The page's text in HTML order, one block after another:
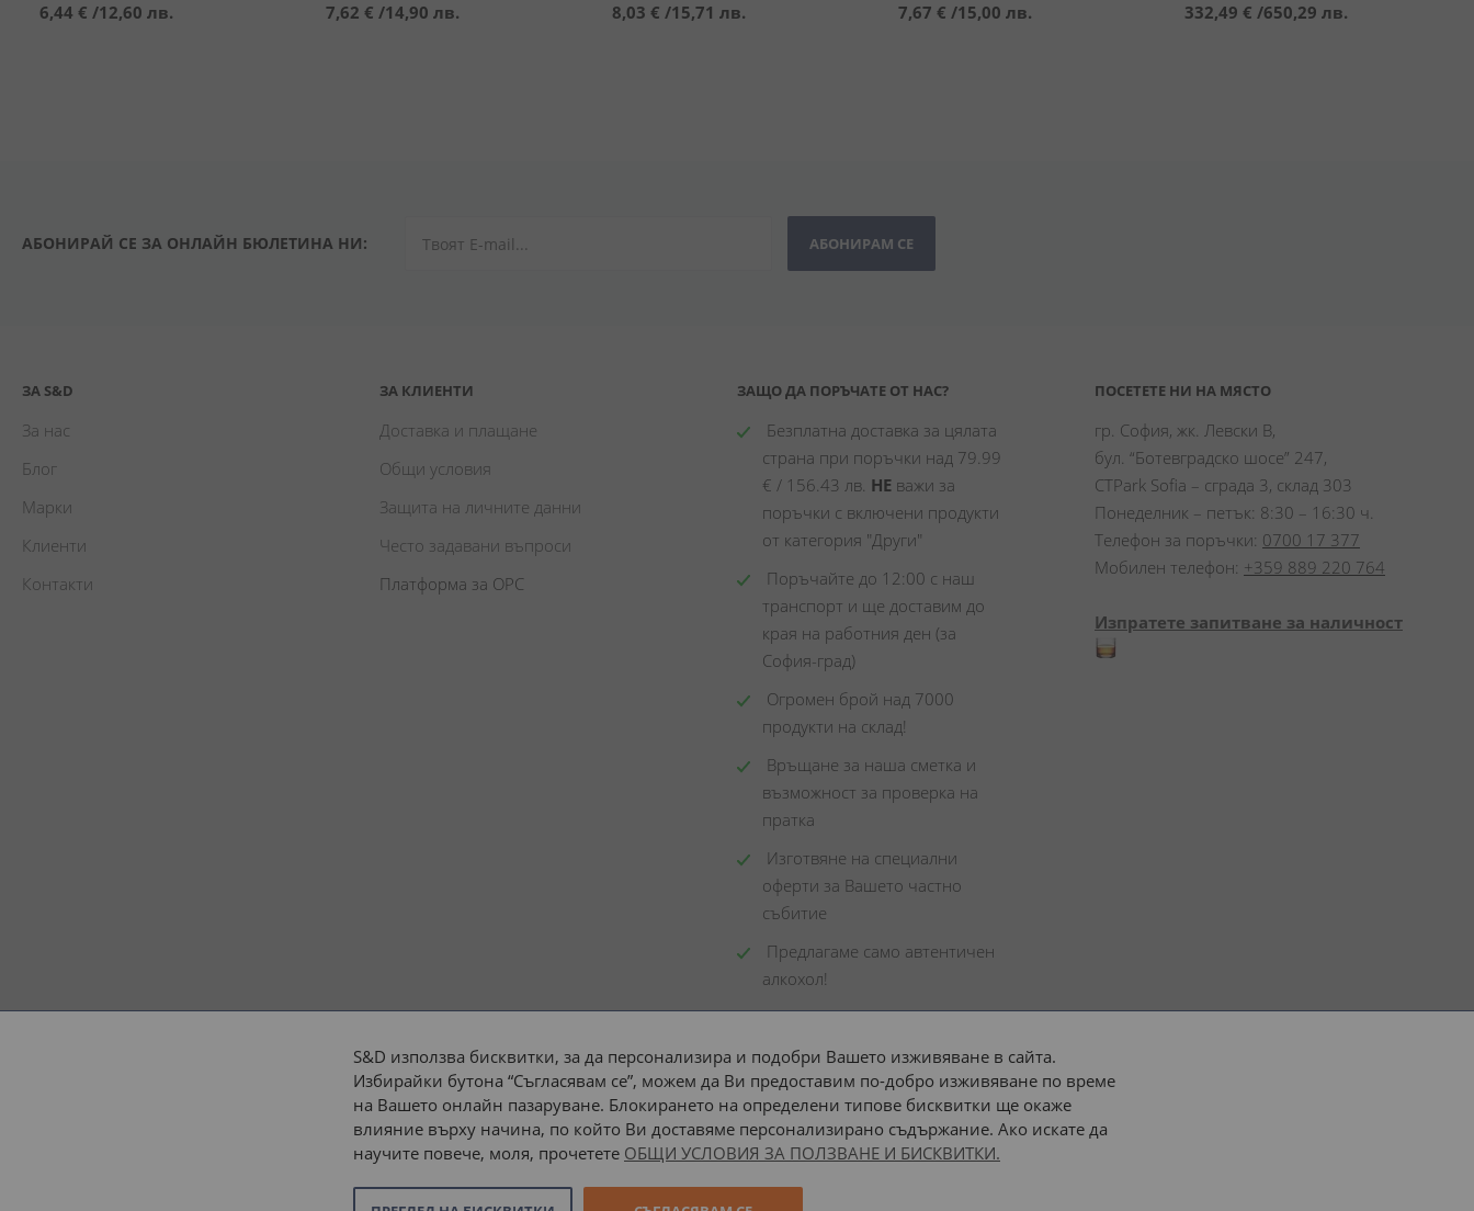
6,44 € /12,60 лв. 7,62 € /14,90 лв. 8,03 € /15,71 лв. 7,67 € /15,00 лв. 332,49 € /650,29 лв.
АБОНИРАЙ СЕ ЗА ОНЛАЙН БЮЛЕТИНА НИ: АБОНИРАМ СЕ
ЗА S&D
За нас
Блог
Марки
Клиенти
Контакти
ЗА КЛИЕНТИ
Доставка и плащане
Общи условия
Защита на личните данни
Често задавани въпроси
Платформа за ОРС
ЗАЩО ДА ПОРЪЧАТЕ ОТ НАС?
Безплатна доставка за цялата
страна при поръчки над 79.99
€ / 156.43 лв. НЕ важи за
поръчки с включени продукти
от категория "Други"
Поръчайте до 12:00 с наш
транспорт и ще доставим до
края на работния ден (за
София-град)
Огромен брой над 7000
продукти на склад!
Връщане за наша сметка и
възможност за проверка на
пратка
Изготвяне на специални
оферти за Вашето частно
събитие
Предлагаме само автентичен
алкохол!
ПОСЕТЕТЕ НИ НА МЯСТО
гр. София, жк. Левски В,
бул. “Ботевградско шосе” 247,
CTPark Sofia – сграда 3, склад 303
Понеделник – петък: 8:30 – 16:30 ч.
Телефон за поръчки: 0700 17 377
Мобилен телефон: +359 889 220 764
Изпратете запитване за наличност
Доставка до адрес с: или наш транспорт
S&D използва бисквитки, за да персонализира и подобри Вашето изживяване в сайта.
Избирайки бутона “Съгласявам се”, можем да Ви предоставим по-добро изживяване по време
на Вашето онлайн пазаруване. Блокирането на определени типове бисквитки ще окаже
влияние върху начина, по който Ви доставяме персонализирано съдържание. Ако искате да
научите повече, моля, прочетете ОБЩИ УСЛОВИЯ ЗА ПОЛЗВАНЕ И БИСКВИТКИ.